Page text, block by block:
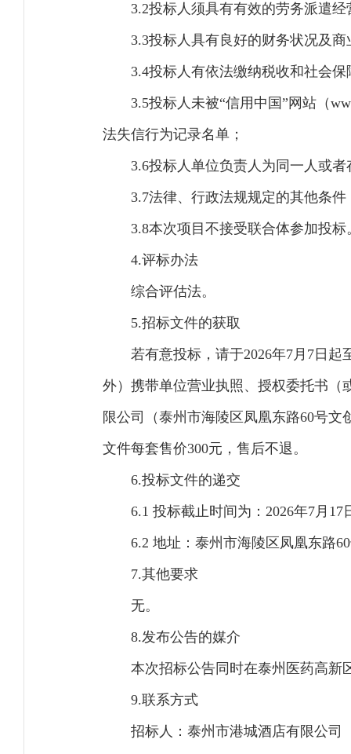
3.2投标人须具有有效的劳务派遣经
3.3投标人具有良好的财务状况及商
3.4投标人有依法缴纳税收和社会
3.5投标人未被“信用中国”网站（
法失信行为记录名单；
3.6投标人单位负责人为同一人或
3.7法律、行政法规规定的其他条件
3.8本次项目不接受联合体参加投标
4.评标办法
综合评估
5.招标文件的获取
若有意投标，请于2026年7月7日
外）携带单位营业执照、授权委托书（
限公司（泰州市海陵区凤凰东路60号文
文件每套售价300元，售后不退。
6.投标文件的递交
6.1 投标截止时间为：2026年7月
6.2 地址：泰州市海陵区凤凰东路
7.其他要求
无。
8.发布公告的媒介
本次招标公告同时在泰州医药高新
9.联系方式
招标人：泰州市港城酒店有限公司